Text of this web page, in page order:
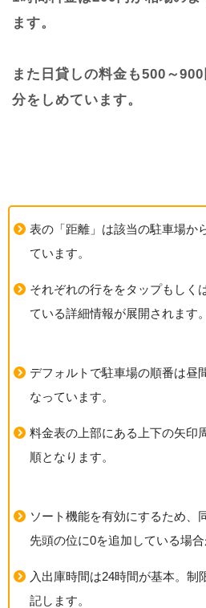
ます。
また日貸しの料金も500～
分をしめています。
表の「距離」は該当の駐車場か
ています。
それぞれの行ををタップもしく
ている詳細情報が展開されます。
デフォルトで駐車場の順番は昼
なっています。
料金表の上部にある上下の矢印
順となります。
ソート機能を有効にするため、
先頭の位に0を追加している場合
入出庫時間は24時間が基本。制
記します。